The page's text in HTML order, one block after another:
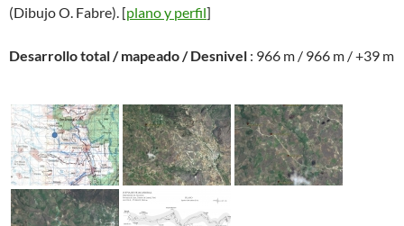
(Dibujo O. Fabre). [plano y perfil]
Desarrollo total / mapeado / Desnivel : 966 m / 966 m / +39 m